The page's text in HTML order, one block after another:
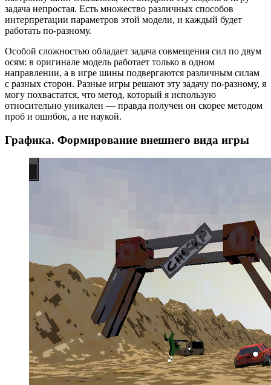
задача непростая. Есть множество различных способов
интерпретации параметров этой модели, и каждый будет
работать по-разному.
Особой сложностью обладает задача совмещения сил по двум
осям: в оригинале модель работает только в одном
направлении, а в игре шины подвергаются различным силам
с разных сторон. Разные игры решают эту задачу по-разному, я
могу похвастатся, что метод, который я использую
относительно уникален — правда получен он скорее методом
проб и ошибок, а не наукой.
Графика. Формирование внешнего вида игры